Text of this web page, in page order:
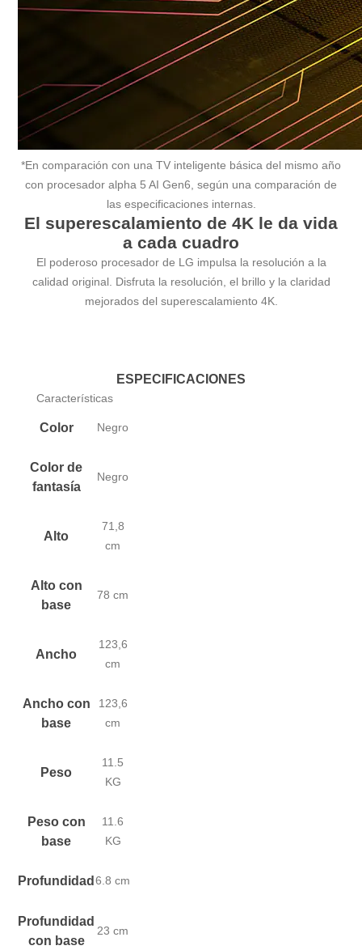
*En comparación con una TV inteligente básica del mismo año
con procesador alpha 5 AI Gen6, según una comparación de
las especificaciones internas.
El superescalamiento de 4K le da vida
a cada cuadro
El poderoso procesador de LG impulsa la resolución a la
calidad original. Disfruta la resolución, el brillo y la claridad
mejorados del superescalamiento 4K.
ESPECIFICACIONES
Características
Color Negro
Color de
fantasía
Negro
Alto
71,8
cm
Alto con
base
78 cm
Ancho
123,6
cm
Ancho con
base
123,6
cm
Peso
11.5
KG
Peso con
base
11.6
KG
Profundidad 6.8 cm
Profundidad
con base
23 cm